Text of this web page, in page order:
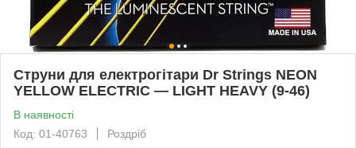
Струни для електрогітари Dr Strings NEON
YELLOW ELECTRIC — LIGHT HEAVY (9-46)
В наявності
Код: 01-40763
Роздріб